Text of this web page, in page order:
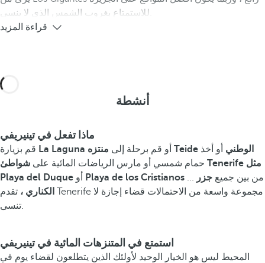
قراءة المزيد
أنشطة
ماذا تفعل في تينيريفي
La Laguna أو قم برحلة إلى منتزه Teide الوطني أو أخذ
حمام شمسي أو مارس الرياضات المائية على
شواطئ Tenerife مثل
Playa del Duque
Playa de los Cristianos ... من بين جميع جزر
الكناري ، تقدم Tenerife مجموعة واسعة من الاحتمالات قضاء إجازة لا
تنسى.
استمتع في المتنزهات المائية في تينيريفي
المحيط ليس هو الخيار الوحيد لأولئك الذين يتطلعون لقضاء يوم في